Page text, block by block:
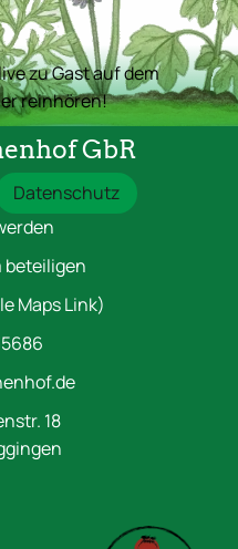
zu Gast auf dem
reinhören!
GbR
Datenschutz
beteiligen
Maps Link)
18